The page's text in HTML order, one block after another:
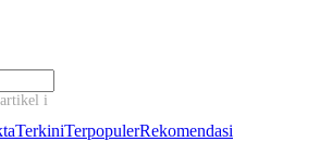
ini...
TerkiniTerpopulerRekomendasi